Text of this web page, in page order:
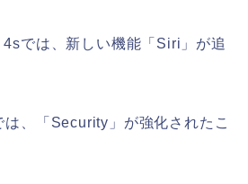
では、新しい機能「Siri」が追
、「Security」が強化されたこ